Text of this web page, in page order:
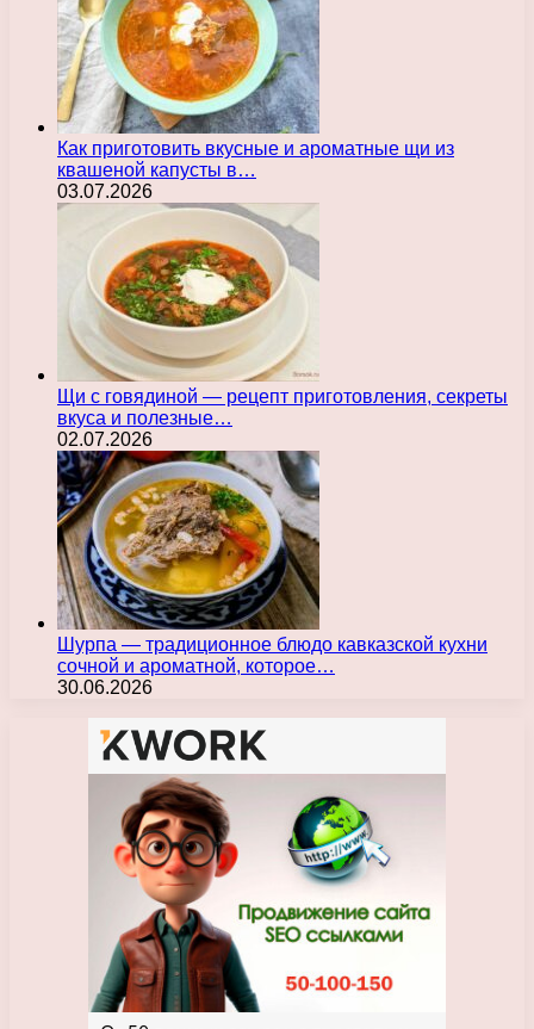
Как приготовить вкусные и ароматные щи из
квашеной капусты в…
03.07.2026
Щи с говядиной — рецепт приготовления, секреты
вкуса и полезные…
02.07.2026
Шурпа — традиционное блюдо кавказской кухни
сочной и ароматной, которое…
30.06.2026